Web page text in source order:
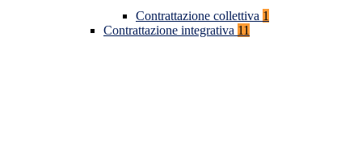
Contrattazione collettiva 1
Contrattazione integrativa 11